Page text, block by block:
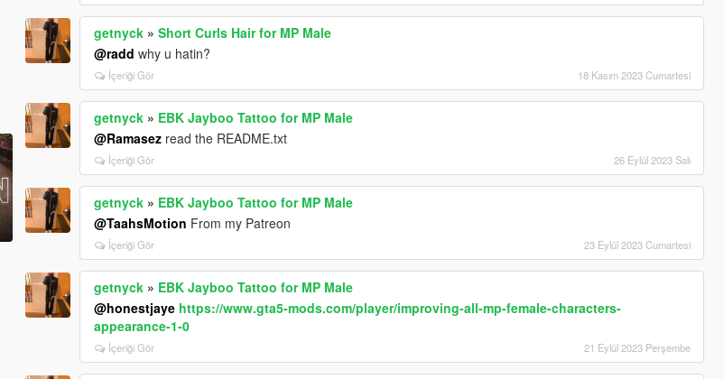
getnyck »Short Curls Hair for MP Male
@radd why u hatin?
İçeriği Gör 18 Kasım 2023 Cumartesi
getnyck » EBK Jayboo Tattoo for MP Male
@Ramasez read the README.txt
İçeriği Gör 26 Eylül 2023 Salı
getnyck » EBK Jayboo Tattoo for MP Male
@TaahsMotion From my Patreon
İçeriği Gör 23 Eylül 2023 Cumartesi
getnyck » EBK Jayboo Tattoo for MP Male
@honestjaye https://www.gta5-mods.com/player/improving-all-mp-female-characters-
appearance-1-0
İçeriği Gör 21 Eylül 2023 Perşembe